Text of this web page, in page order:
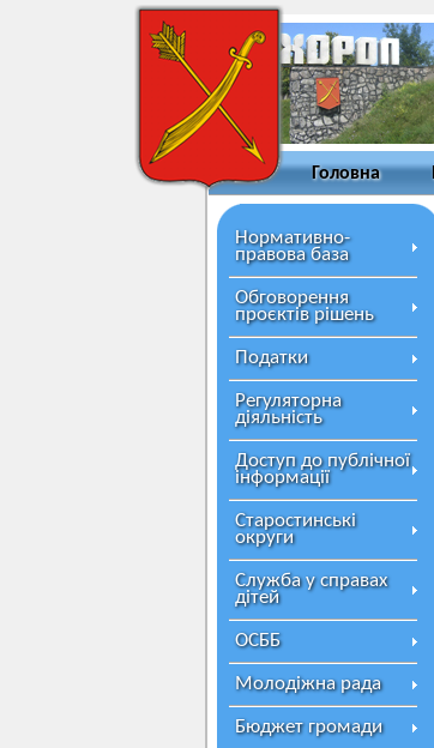
Головна
Нормативно-
правова база
Обговорення
проєктів рішень
Податки
Регуляторна
діяльність
Доступ до публічної
інформації
Старостинські
округи
Служба у справах
дітей
ОСББ
Молодіжна рада
Бюджет громади